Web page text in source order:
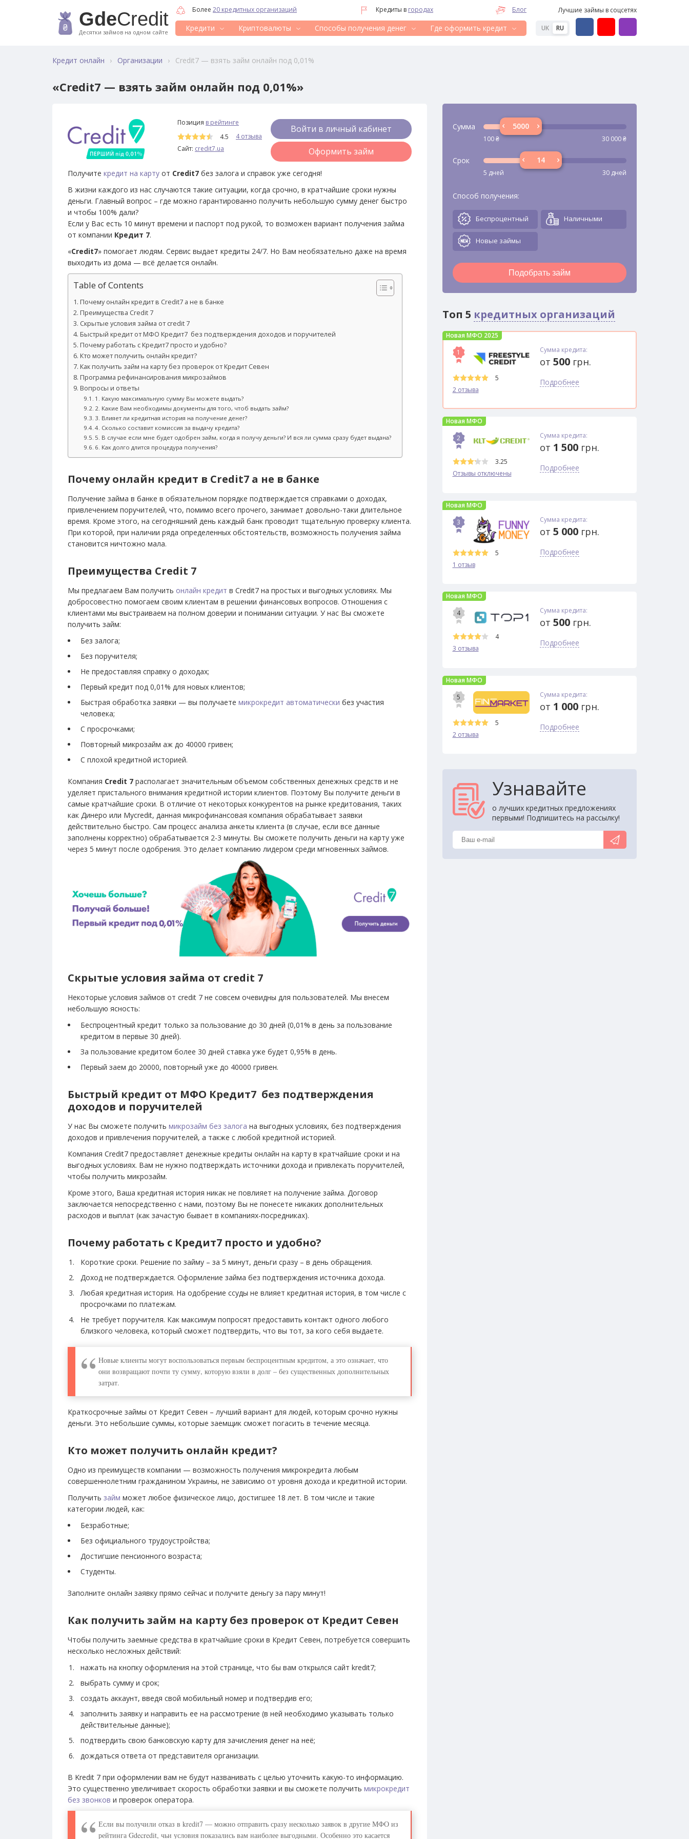
GdeCredit
Десятки займов на одном сайте
Более 20 кредитных организаций Кредиты в городах Блог
Кредити Криптовалюты Способы получения денег Где оформить кредит UK RU
Лучшие займы в соцсетях
Кредит онлайн › Организации › Credit7 — взять займ онлайн под 0,01%
«Credit7 — взять займ онлайн под 0,01%»
Позиция в рейтинге
4.5
4 отзыва
Сайт: credit7.ua
Войти в личный кабинет
Оформить займ
Получите кредит на карту от Credit7 без залога и справок уже сегодня!
В жизни каждого из нас случаются такие ситуации, когда срочно, в кратчайшие сроки нужны
деньги. Главный вопрос – где можно гарантированно получить небольшую сумму денег быстро
и чтобы 100% дали?
Если у Вас есть 10 минут времени и паспорт под рукой, то возможен вариант получения займа
от компании Кредит 7.
«Credit7» помогает людям. Сервис выдает кредиты 24/7. Но Вам необязательно даже на время
выходить из дома — всё делается онлайн.
Table of Contents
Почему онлайн кредит в Credit7 а не в банке
Преимущества Сredit 7
Скрытые условия займа от credit 7
Быстрый кредит от МФО Кредит7 без подтверждения доходов и поручителей
Почему работать с Кредит7 просто и удобно?
Кто может получить онлайн кредит?
Как получить займ на карту без проверок от Кредит Севен
Программа рефинансирования микрозаймов
Вопросы и ответы
1. Какую максимальную сумму Вы можете выдать?
2. Какие Вам необходимы документы для того, чтоб выдать займ?
3. Влияет ли кредитная история на получение денег?
4. Сколько составит комиссия за выдачу кредита?
5. В случае если мне будет одобрен займ, когда я получу деньги? И вся ли сумма сразу будет выдана?
6. Как долго длится процедура получения?
Почему онлайн кредит в Credit7 а не в банке
Получение займа в банке в обязательном порядке подтверждается справками о доходах,
привлечением поручителей, что, помимо всего прочего, занимает довольно-таки длительное
время. Кроме этого, на сегодняшний день каждый банк проводит тщательную проверку клиента.
При которой, при наличии ряда определенных обстоятельств, возможность получения займа
становится ничтожно мала.
Преимущества Сredit 7
Мы предлагаем Вам получить онлайн кредит в Credit7 на простых и выгодных условиях. Мы
добросовестно помогаем своим клиентам в решении финансовых вопросов. Отношения с
клиентами мы выстраиваем на полном доверии и понимании ситуации. У нас Вы сможете
получить займ:
Без залога;
Без поручителя;
Не предоставляя справку о доходах;
Первый кредит под 0,01% для новых клиентов;
Быстрая обработка заявки — вы получаете микрокредит автоматически без участия
человека;
С просрочками;
Повторный микрозайм аж до 40000 гривен;
С плохой кредитной историей.
Компания Credit 7 располагает значительным объемом собственных денежных средств и не
уделяет пристального внимания кредитной истории клиентов. Поэтому Вы получите деньги в
самые кратчайшие сроки. В отличие от некоторых конкурентов на рынке кредитования, таких
как Динеро или Mycredit, данная микрофинансовая компания обрабатывает заявки
действительно быстро. Сам процесс анализа анкеты клиента (в случае, если все данные
заполнены корректно) обрабатывается 2-3 минуты. Вы сможете получить деньги на карту уже
через 5 минут после одобрения. Это делает компанию лидером среди мгновенных займов.
Скрытые условия займа от credit 7
Некоторые условия займов от credit 7 не совсем очевидны для пользователей. Мы внесем
небольшую ясность:
Беспроцентный кредит только за пользование до 30 дней (0,01% в день за пользование
кредитом в первые 30 дней).
За пользование кредитом более 30 дней ставка уже будет 0,95% в день.
Первый заем до 20000, повторный уже до 40000 гривен.
Быстрый кредит от МФО Кредит7 без подтверждения
доходов и поручителей
У нас Вы сможете получить микрозайм без залога на выгодных условиях, без подтверждения
доходов и привлечения поручителей, а также с любой кредитной историей.
Компания Credit7 предоставляет денежные кредиты онлайн на карту в кратчайшие сроки и на
выгодных условиях. Вам не нужно подтверждать источники дохода и привлекать поручителей,
чтобы получить микрозайм.
Кроме этого, Ваша кредитная история никак не повлияет на получение займа. Договор
заключается непосредственно с нами, поэтому Вы не понесете никаких дополнительных
расходов и выплат (как зачастую бывает в компаниях-посредниках).
Почему работать с Кредит7 просто и удобно?
Короткие сроки. Решение по займу – за 5 минут, деньги сразу – в день обращения.
Доход не подтверждается. Оформление займа без подтверждения источника дохода.
Любая кредитная история. На одобрение ссуды не влияет кредитная история, в том числе с
просрочками по платежам.
Не требует поручителя. Как максимум попросят предоставить контакт одного любого
близкого человека, который сможет подтвердить, что вы тот, за кого себя выдаете.
Новые клиенты могут воспользоваться первым беспроцентным кредитом, а это означает, что
они возвращают почти ту сумму, которую взяли в долг – без существенных дополнительных
затрат.
Краткосрочные займы от Кредит Севен – лучший вариант для людей, которым срочно нужны
деньги. Это небольшие суммы, которые заемщик сможет погасить в течение месяца.
Кто может получить онлайн кредит?
Одно из преимуществ компании — возможность получения микрокредита любым
совершеннолетним гражданином Украины, не зависимо от уровня дохода и кредитной истории.
Получить займ может любое физическое лицо, достигшее 18 лет. В том числе и такие
категории людей, как:
Безработные;
Без официального трудоустройства;
Достигшие пенсионного возраста;
Студенты.
Заполните онлайн заявку прямо сейчас и получите деньгу за пару минут!
Как получить займ на карту без проверок от Кредит Севен
Чтобы получить заемные средства в кратчайшие сроки в Кредит Севен, потребуется совершить
несколько несложных действий:
нажать на кнопку оформления на этой странице, что бы вам открылся сайт kredit7;
выбрать сумму и срок;
создать аккаунт, введя свой мобильный номер и подтвердив его;
заполнить заявку и направить ее на рассмотрение (в ней необходимо указывать только
действительные данные);
подтвердить свою банковскую карту для зачисления денег на неё;
дождаться ответа от представителя организации.
В Kredit 7 при оформлении вам не будут названивать с целью уточнить какую-то информацию.
Это существенно увеличивает скорость обработки заявки и вы сможете получить микрокредит
без звонков и проверок оператора.
Если вы получили отказ в kredit7 — можно отправить сразу несколько заявок в другие МФО из
рейтинга Gdecredit, чьи условия показались вам наиболее выгодными. Особенно это касается
Сумма
100₴ 30 000₴
Срок
5 дней 30 дней
Способ получения:
Беспроцентный Наличными
Новые займы
Подобрать займ
Топ 5 кредитных организаций
Новая МФО 2025
1
5
2 отзыва
Сумма кредита:
от 500грн.
Подробнее
Новая МФО
2
3.25
Отзывы отключены
Сумма кредита:
от 1 500грн.
Подробнее
Новая МФО
3
5
1 отзыв
Сумма кредита:
от 5 000грн.
Подробнее
Новая МФО
4
4
3 отзыва
Сумма кредита:
от 500грн.
Подробнее
Новая МФО
5
5
2 отзыва
Сумма кредита:
от 1 000грн.
Подробнее
Узнавайте
о лучших кредитных предложениях
первыми! Подпишитесь на рассылку!